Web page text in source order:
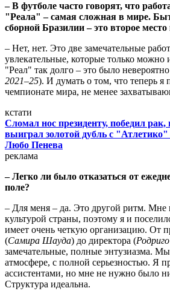
– В футболе часто говорят, что
"Реала" – самая сложная в мире.
сборной Бразилии – это второе
– Нет, нет. Это две замечательные
увлекательные, которые только можно
"Реал" так долго – это было
2021–25). И думать о том, что теперь я
чемпионате мира, не менее
кстати
Сломал нос президенту, победил
выиграл золотой дубль с "Атлетико"
Любо Пенева
реклама
– Легко ли было отказаться от
поле?
– Для меня – да. Это другой ритм. Мне
культурой страны, поэтому я и
имеет очень четкую организацию. От
(Самира Шауда) до директора (
замечательные, полные энтузиазма.
атмосфере, с полной серьезностью. Я
ассистентами, но мне не нужно было
Структура идеальна.